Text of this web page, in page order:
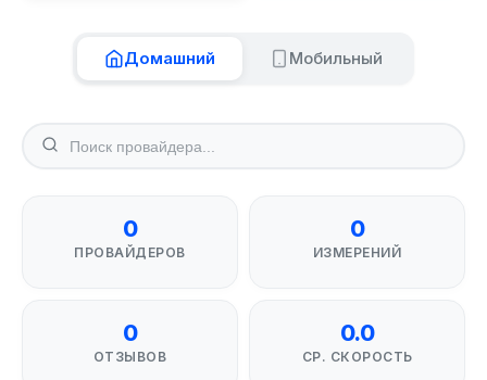
Домашний Мобильный
0
ПРОВАЙДЕРОВ
0
ИЗМЕРЕНИЙ
0
ОТЗЫВОВ
0.0
СР. СКОРОСТЬ